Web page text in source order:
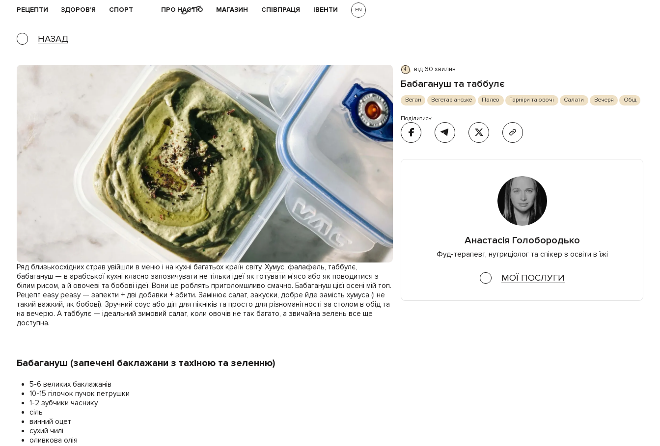
EN
РЕЦЕПТИ ЗДОРОВ'Я СПОРТ ПРО НАСТЮ МАГАЗИН СПІВПРАЦЯ ІВЕНТИ
НАЗАД
Ряд близькосхідних страв увійшли в меню і на кухні багатьох країн світу. Хумус, фалафель, таббулє,
бабагануш — в арабської кухні класно запозичувати не тільки ідеї як готувати м’ясо або як поводитися з
білим рисом, а й овочеві та бобові ідеї. Вони це роблять приголомшливо смачно. Бабагануш цієї осені мій топ.
Рецепт easy peasy — запекти + дві добавки + збити. Замінює салат, закуски, добре йде замість хумуса (і не
такий важкий, як бобові). Зручний соус або діп для пікніків та просто для різноманітності за столом в обід та
на вечерю. А таббулє — ідеальний зимовий салат, коли овочів не так багато, а звичайна зелень все ще
доступна.
Бабагануш (запечені баклажани з тахіною та зеленню)
5-6 великих баклажанів
10-15 гілочок пучок петрушки
1-2 зубчики часнику
сіль
винний оцет
сухий чилі
оливкова олія
від 60 хвилин
Бабагануш та таббулє
Веган Вегетаріанське Палео Гарніри та овочі Салати Вечеря Обід
Поділитись:
Анастасія Голобородько
Фуд-терапевт, нутриціолог та спікер з освіти в їжі
МОЇ ПОСЛУГИ